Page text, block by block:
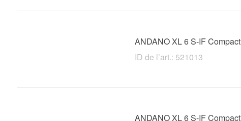
ANDANO XL 6 S-IF Compact
ID de l’art.: 521013
ANDANO XL 6 S-IF Compact